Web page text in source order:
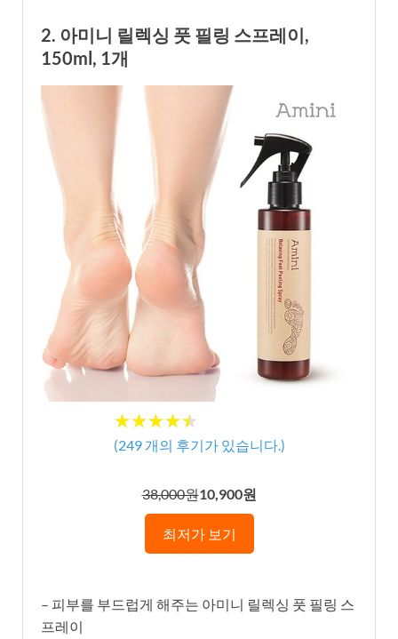
2. 아미니 릴렉싱 풋 필링 스프레이,
150ml, 1개
★★★★★
★★★★★
(249개의 후기가 있습니다.)
38,000원10,900원
최저가 보기
– 피부를 부드럽게 해주는 아미니 릴렉싱 풋 필링 스
프레이